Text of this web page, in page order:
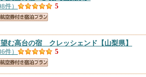
件） 5
む高台の宿 クレッシェンド 【山梨県】
件） 5